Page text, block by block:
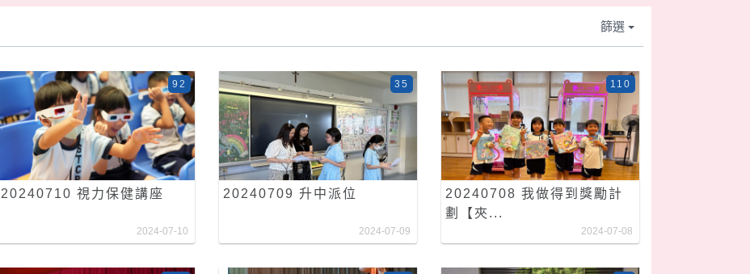
篩選
20240710 視力保健講座
92
2024-07-10
20240709 升中派位
35
2024-07-09
20240708 我做得到獎勵計
劃【夾...
110
2024-07-08